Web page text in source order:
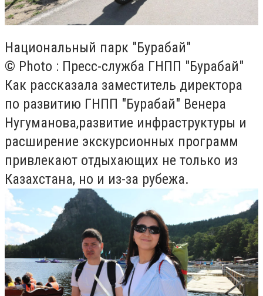
Национальный парк "Бурабай"
© Photo : Пресс-служба ГНПП "Бурабай"
Как рассказала заместитель директора
по развитию ГНПП "Бурабай" Венера
Нугуманова,развитие инфраструктуры и
расширение экскурсионных программ
привлекают отдыхающих не только из
Казахстана, но и из-за рубежа.